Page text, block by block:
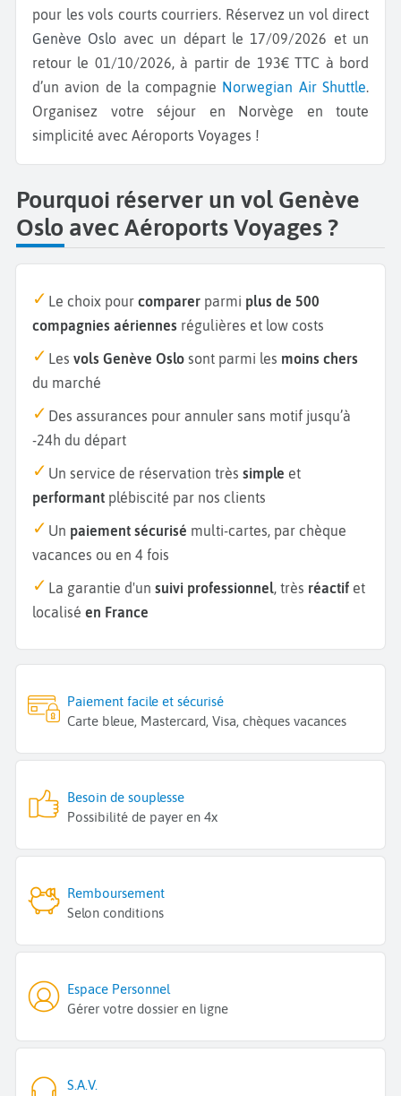
pour les vols courts courriers. Réservez un vol direct
Genève Oslo avec un départ le 17/09/2026 et un
retour le 01/10/2026, à partir de 193€ TTC à bord
d’un avion de la compagnie Norwegian Air Shuttle.
Organisez votre séjour en Norvège en toute
simplicité avec Aéroports Voyages !
Pourquoi réserver un vol Genève
Oslo avec Aéroports Voyages ?
Le choix pour comparer parmi plus de 500
compagnies aériennes régulières et low costs
Les vols Genève Oslo sont parmi les moins chers
du marché
Des assurances pour annuler sans motif jusqu’à
-24h du départ
Un service de réservation très simple et
performant plébiscité par nos clients
Un paiement sécurisé multi-cartes, par chèque
vacances ou en 4 fois
La garantie d'un suivi professionnel, très réactif et
localisé en France
Paiement facile et sécurisé
Carte bleue, Mastercard, Visa, chèques vacances
Besoin de souplesse
Possibilité de payer en 4x
Remboursement
Selon conditions
Espace Personnel
Gérer votre dossier en ligne
S.A.V.